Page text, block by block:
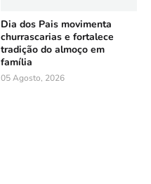
Dia dos Pais movimenta
churrascarias e fortalece
tradição do almoço em
família
05 Agosto, 2026